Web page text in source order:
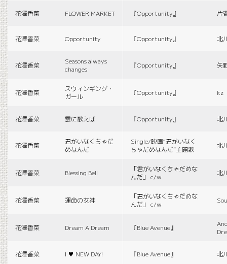
花澤香菜 FLOWER MARKET 『Opportunity』 片
花澤香菜 Opportunity 『Opportunity』 北
花澤香菜
Seasons always
changes
『Opportunity』 矢
花澤香菜
スウィンギング・
ガール
『Opportunity』 kz
花澤香菜 雲に歌えば 『Opportunity』 北
花澤香菜
君がいなくちゃだ
めなんだ
Single/映画“君がいなく
ちゃだめなんだ”主題歌
北
花澤香菜 Blessing Bell
「君がいなくちゃだめな
んだ」 c/w
北
花澤香菜 運命の女神
「君がいなくちゃだめな
んだ」 c/w
花澤香菜 Dream A Dream 『Blue Avenue』
花澤香菜 I ♥ NEW DAY! 『Blue Avenue』 北